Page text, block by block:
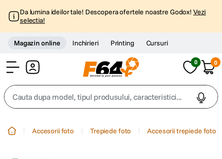
Da lumina ideilor tale! Descopera ofertele noastre Godox! Vezi
selectia!
Magazin online Inchirieri Printing Cursuri
0 0
Cauta dupa model, tipul produsului, caracteristici...
Accesorii foto Trepiede foto Accesorii trepiede foto